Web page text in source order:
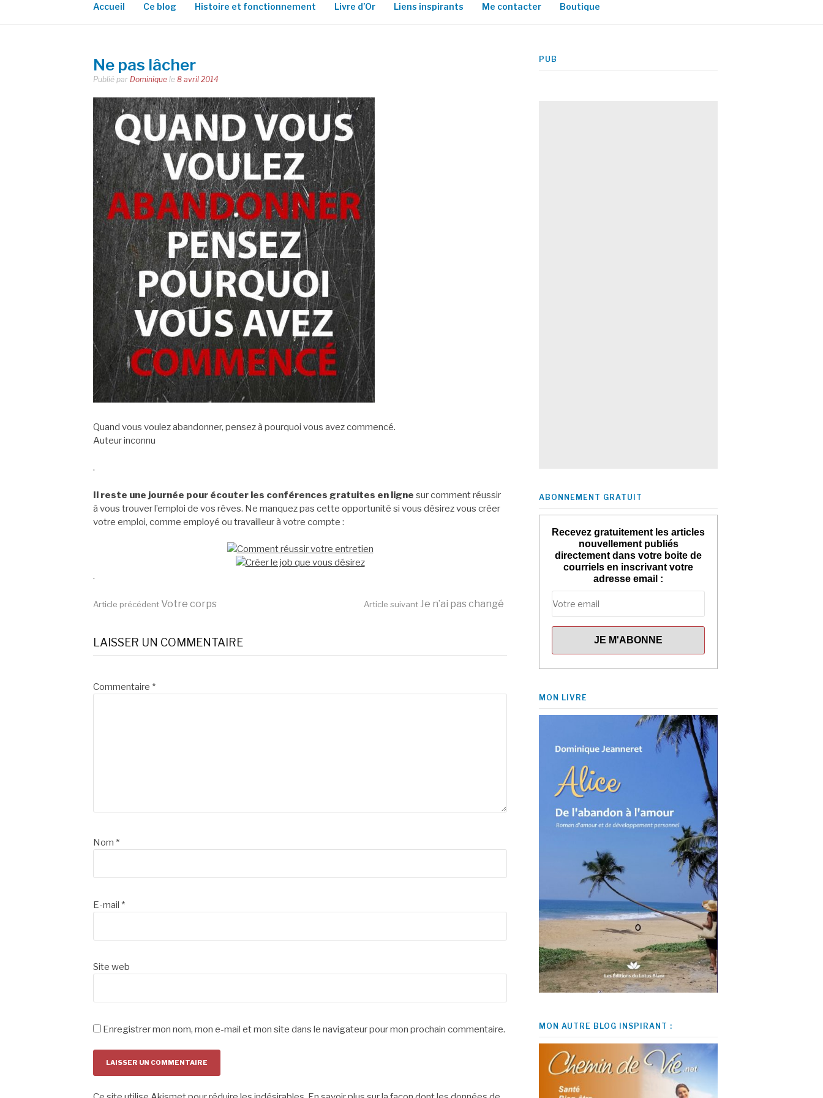
Accueil Ce blog Histoire et fonctionnement Livre d’Or Liens inspirants Me contacter Boutique
Ne pas lâcher
Publié par Dominique le 8 avril 2014
Quand vous voulez abandonner, pensez à pourquoi vous avez commencé.
Auteur inconnu
.
Il reste une journée pour écouter les conférences gratuites en ligne sur comment réussir
à vous trouver l’emploi de vos rêves. Ne manquez pas cette opportunité si vous désirez vous créer
votre emploi, comme employé ou travailleur à votre compte :
.
Lire
la
suite
Article précédent Votre corps Article suivant Je n’ai pas changé
LAISSER UN COMMENTAIRE
Commentaire *
Nom *
E-mail *
Site web
Enregistrer mon nom, mon e-mail et mon site dans le navigateur pour mon prochain commentaire.
PUB
ABONNEMENT GRATUIT
Recevez gratuitement les articles
nouvellement publiés
directement dans votre boite de
courriels en inscrivant votre
adresse email :
MON LIVRE
MON AUTRE BLOG INSPIRANT :